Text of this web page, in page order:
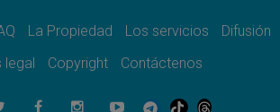
bendicen la guerra
Ataque masivo en Kyiv durante la
05.08.2026
La Propiedad Los servicios
Difusión
legal
Copyright Contáctenos